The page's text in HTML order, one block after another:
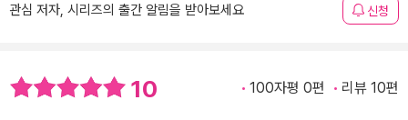
관심 저자, 시리즈의 출간 알림을 받아보세요 신청
10 100자평 0편 리뷰 10편